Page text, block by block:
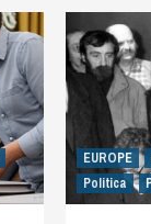
EUROPE
Politica